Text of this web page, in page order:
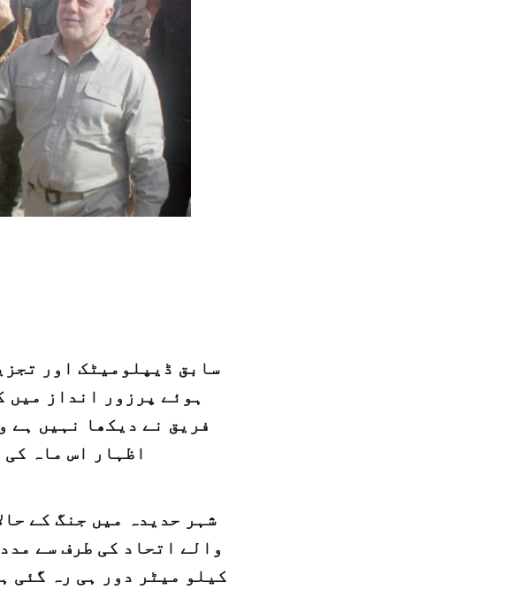
سابق ڈیپلومیٹک اور
ہوئے پرزور انداز
فریق نے دیکھا نہیں ہے
اظہار اس ماہ
شہر حدیدہ میں جنگ کے
والے اتحاد کی طرف سے
کیلو میٹر دور ہی رہ گئی